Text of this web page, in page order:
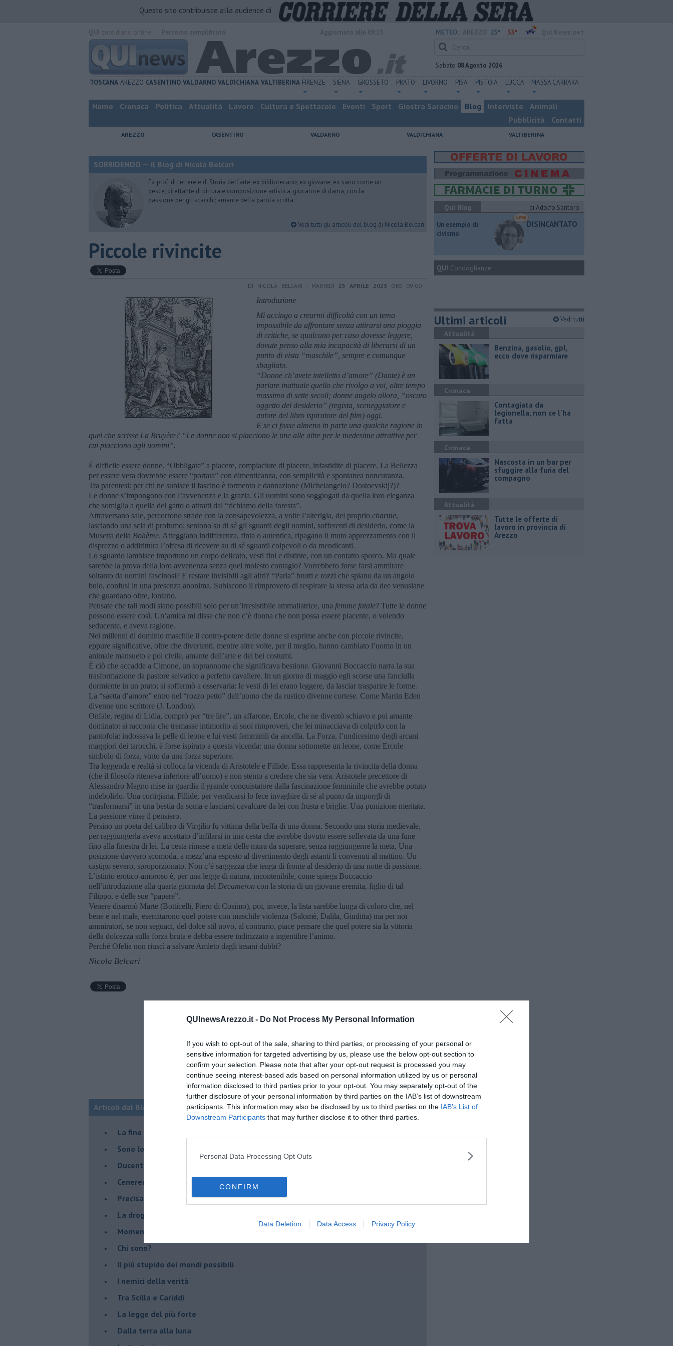
QUInewsArezzo.it - Do Not Process My Personal Information
If you wish to opt-out of the sale, sharing to third parties, or processing of your personal or
sensitive information for targeted advertising by us, please use the below opt-out section to
confirm your selection. Please note that after your opt-out request is processed you may
continue seeing interest-based ads based on personal information utilized by us or personal
information disclosed to third parties prior to your opt-out. You may separately opt-out of the
further disclosure of your personal information by third parties on the IAB’s list of downstream
participants. This information may also be disclosed by us to third parties on the IAB’s List of
Downstream Participants that may further disclose it to other third parties.
Personal Data Processing Opt Outs
CONFIRM
Data Deletion Data Access Privacy Policy
Questo sito contribuisce alla audience di
METEO: 23° 33°
Sabato 08 Agosto 2026
TOSCANA AREZZO CASENTINO VALDARNO VALDICHIANA VALTIBERINA FIRENZE SIENA GROSSETO PRATO LIVORNO PISA PISTOIA LUCCA MASSA CARRARA
Home Cronaca Politica Attualità Lavoro Cultura e Spettacolo Eventi Sport Giostra Saracino Blog Interviste
Animali
Pubblicità
Contatti
AREZZO CASENTINO VALDARNO VALDICHIANA VALTIBERINA
SORRIDENDO — il Blog di Nicola Belcari
Ex prof. di Lettere e di Storia dell’arte, ex bibliotecario; ex giovane, ex sano come un
pesce; dilettante di pittura e composizione artistica, giocatore di dama, con la
passione per gli scacchi; amante della parola scritta
Vedi tutti gli articoli del blog di Nicola Belcari
Piccole rivincite
DI NICOLA BELCARI - MARTEDÌ 25 APRILE 2023 ORE 09:00
Introduzione
Mi accingo a crearmi difficoltà con un tema
impossibile da affrontare senza attirarsi una pioggia
di critiche, se qualcuno per caso dovesse leggere,
dovute penso alla mia incapacità di liberarsi di un
punto di vista “maschile”, sempre e comunque
sbagliato.
“Donne ch’avete intelletto d’amore” (Dante) è un
parlare inattuale quello che rivolgo a voi, oltre tempo
massimo di sette secoli; donne angelo allora, “oscuro
oggetto del desiderio” (regista, sceneggiatore e
autore del libro ispiratore del film) oggi.
E se ci fosse almeno in parte una qualche ragione in
quel che scrisse La Bruyère? “Le donne non si piacciono le une alle altre per le medesime attrattive per
cui piacciono agli uomini”.
È difficile essere donne. “Obbligate” a piacere, compiaciute di piacere, infastidite di piacere. La Bellezza
per essere vera dovrebbe essere “portata” con dimenticanza, con semplicità e spontanea noncuranza.
Tra parentesi: per chi ne subisce il fascino è tormento e dannazione (Michelangelo? Dostoevskij?)?
Le donne s’impongono con l’avvenenza e la grazia. Gli uomini sono soggiogati da quella loro eleganza
che somiglia a quella del gatto o attratti dal “richiamo della foresta”.
Attraversano sale, percorrono strade con la consapevolezza, a volte l’alterigia, del proprio charme,
lasciando una scia di profumo; sentono su di sé gli sguardi degli uomini, sofferenti di desiderio, come la
Musetta della Bohème. Atteggiano indifferenza, finta o autentica, ripagano il muto apprezzamento con il
disprezzo o addirittura l’offesa di ricevere su di sé sguardi colpevoli o da mendicanti.
Lo sguardo lambisce importuno un corpo delicato, vesti fini e distinte, con un contatto sporco. Ma quale
sarebbe la prova della loro avvenenza senza quel molesto contagio? Vorrebbero forse farsi ammirare
soltanto da uomini fascinosi? E restare invisibili agli altri? “Paria” brutti e rozzi che spiano da un angolo
buio, confusi in una presenza anonima. Subiscono il rimprovero di respirare la stessa aria da dee venusiane
che guardano oltre, lontano.
Pensate che tali modi siano possibili solo per un’irresistibile ammaliatrice, una femme fatale? Tutte le donne
possono essere così. Un’amica mi disse che non c’è donna che non possa essere piacente, o volendo
seducente, e aveva ragione.
Nei millenni di dominio maschile il contro-potere delle donne si esprime anche con piccole rivincite,
eppure significative, oltre che divertenti, mentre altre volte, per il meglio, hanno cambiato l’uomo in un
animale mansueto e poi civile, amante dell’arte e dei bei costumi.
È ciò che accadde a Cimone, un soprannome che significava bestione. Giovanni Boccaccio narra la sua
trasformazione da pastore selvatico a perfetto cavaliere. In un giorno di maggio egli scorse una fanciulla
dormiente in un prato; si soffermò a osservarla: le vesti di lei erano leggere, da lasciar trasparire le forme.
La “saetta d’amore” entro nel “rozzo petto” dell’uomo che da rustico divenne cortese. Come Martin Eden
divenne uno scrittore (J. London).
Onfale, regina di Lidia, comprò per “tre lire”, un affarone, Ercole, che ne diventò schiavo e poi amante
dominato: si racconta che tremasse intimorito ai suoi rimproveri, che lei minacciava di colpirlo con la
pantofola; indossava la pelle di leone e lui vesti femminili da ancella. La Forza, l’undicesimo degli arcani
maggiori dei tarocchi, è forse ispirato a questa vicenda: una donna sottomette un leone, come Ercole
simbolo di forza, vinto da una forza superiore.
Tra leggenda e realtà si colloca la vicenda di Aristotele e Fillide. Essa rappresenta la rivincita della donna
(che il filosofo riteneva inferiore all’uomo) e non stento a credere che sia vera. Aristotele precettore di
Alessandro Magno mise in guardia il grande conquistatore dalla fascinazione femminile che avrebbe potuto
indebolirlo. Una cortigiana, Fillide, per vendicarsi lo fece invaghire di sé al punto da imporgli di
“trasformarsi” in una bestia da soma e lasciarsi cavalcare da lei con frusta e briglie. Una punizione meritata.
La passione vinse il pensiero.
Persino un poeta del calibro di Virgilio fu vittima della beffa di una donna. Secondo una storia medievale,
per raggiungerla aveva accettato d’infilarsi in una cesta che avrebbe dovuto essere sollevata da una fune
fino alla finestra di lei. La cesta rimase a metà delle mura da superare, senza raggiungerne la meta, Una
posizione davvero scomoda, a mezz’aria esposto al divertimento degli astanti lì convenuti al mattino. Un
castigo severo, sproporzionato. Non c’è saggezza che tenga di fronte al desiderio di una notte di passione.
L’istinto erotico-amoroso è, per una legge di natura, incontenibile, come spiega Boccaccio
nell’introduzione alla quarta giornata del Decameron con la storia di un giovane eremita, figlio di tal
Filippo, e delle sue “papere”.
Venere disarmò Marte (Botticelli, Piero di Cosimo), poi, invece, la lista sarebbe lunga di coloro che, nel
bene e nel male, esercitarono quel potere con maschile violenza (Salomè, Dalila, Giuditta) ma per noi
ammiratori, se non seguaci, del dolce stil novo, al contrario, piace pensare che quel potere sia la vittoria
della dolcezza sulla forza bruta e debba essere indirizzato a ingentilire l’animo.
Perché Ofelia non riuscì a salvare Amleto dagli insani dubbi?
Nicola Belcari
Articoli dal Blog “Sorridendo” di Nicola Belcari
La fine del mondo
Sono loro
Ducentocinquanta candel... otti
Cenerentola, la escort
Precisazioni
La droga del potere
Momenti (e immedesimazione)
Chi sono?
Il più stupido dei mondi possibili
I nemici della verità
Tra Scilla e Cariddi
La legge del più forte
Dalla terra alla luna
Qui Blog
di Adolfo Santoro
​Un esempio di
civismo
DISINCANTATO
QUI Condoglianze
Ultimi articoli Vedi tutti
Attualità
​Benzina, gasolio, gpl,
ecco dove risparmiare
Cronaca
Contagiata da
legionella, non ce l'ha
fatta
Cronaca
Nascosta in un bar per
sfuggire alla furia del
compagno
Attualità
​Tutte le offerte di
lavoro in provincia di
Arezzo